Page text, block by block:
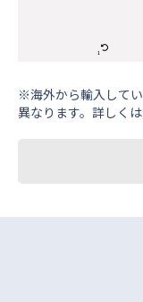
※海外から輸⼊して
異なります。詳しく